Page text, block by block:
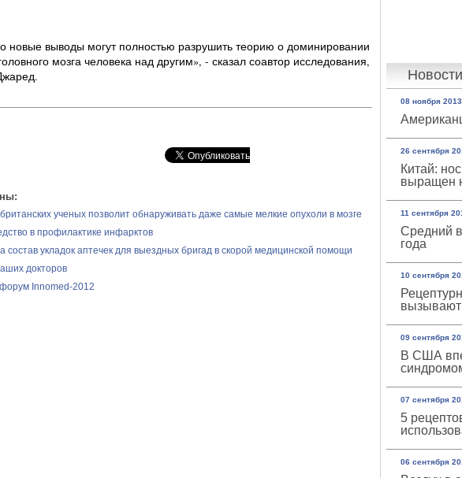
Новости
08 ноября 2013
26 сентября
Китай:
выращен
11 сентября
Средний
года
10 сентября
09 сентября
В США
07 сентября
5
06 сентября
новые выводы могут полностью разрушить теорию о доминировании
мозга человека над другим», - сказал соавтор исследования,
ученых позволит обнаруживать даже самые мелкие опухоли в мозге
в профилактике инфарктов
состав укладок аптечек для выездных бригад в скорой медицинской помощи
докторов
Innomed-2012